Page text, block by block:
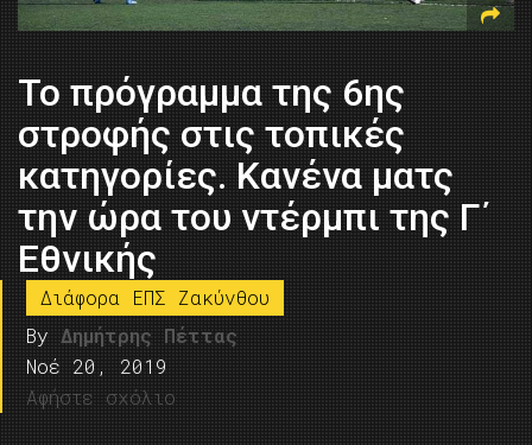
Το πρόγραμμα της 6ης
στροφής στις τοπικές
κατηγορίες. Κανένα ματς
την ώρα του ντέρμπι της Γ΄
Εθνικής
Διάφορα ΕΠΣ Ζακύνθου
By Δημήτρης Πέττας
Νοέ 20, 2019
Αφήστε σχόλιο